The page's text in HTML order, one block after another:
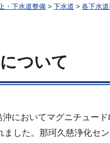
・下水道整備 > 下水道 > 各下水
ついて
においてマグニチュード
した。那珂久慈浄化セ